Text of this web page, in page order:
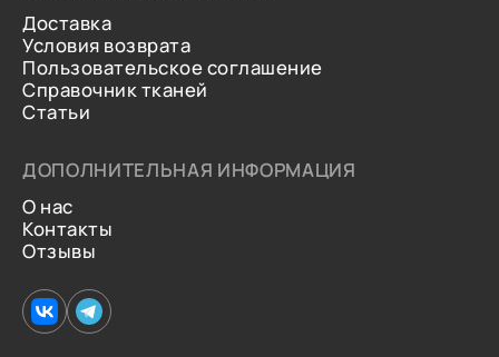
Доставка
Условия возврата
Пользовательское соглашение
Справочник тканей
Статьи
ДОПОЛНИТЕЛЬНАЯ ИНФОРМАЦИЯ
О нас
Контакты
Отзывы